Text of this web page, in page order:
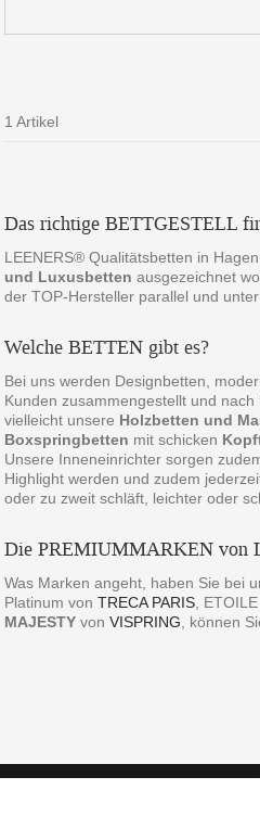
1 Artikel
Das richtige BETTGESTELL
LEENERS® Qualitätsbetten in
und Luxusbettenausgezeichnet
der TOP-Hersteller parallel und
Welche BETTEN gibt es?
Bei uns werden Designbetten,
Kunden zusammengestellt und
vielleicht unsere Holzbetten und
Boxspringbetten mit schicken
Unsere Inneneinrichter sorgen
Highlight werden und zudem
oder zu zweit schläft, leichter oder
Die PREMIUMMARKEN von
Was Marken angeht, haben Sie bei
Platinum vonTRECA PARIS ,
MAJESTYvonVISPRING , können